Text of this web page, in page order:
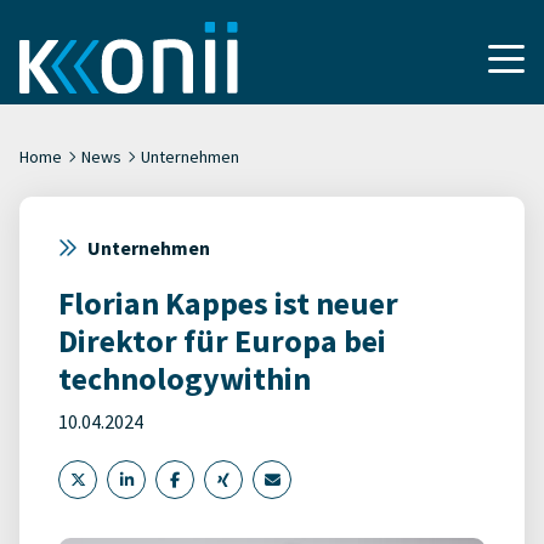
Home News Unternehmen
Unternehmen
Florian Kappes ist neuer
Direktor für Europa bei
technologywithin
10.04.2024